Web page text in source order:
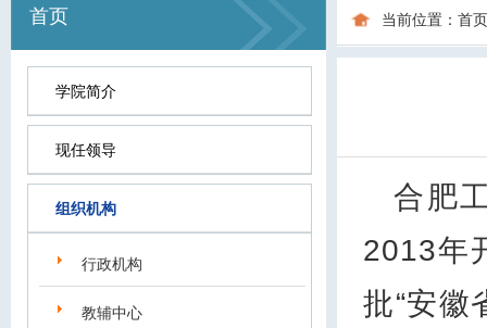
首页
学院简介
现任领导
组织机构
行政机构
教辅中心
当前位置： 首页
合肥
2013年
批“安徽